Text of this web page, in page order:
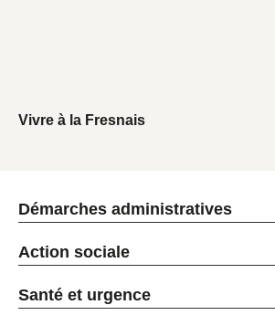
Vivre à la Fresnais
Démarches administratives
Action sociale
Santé et urgence